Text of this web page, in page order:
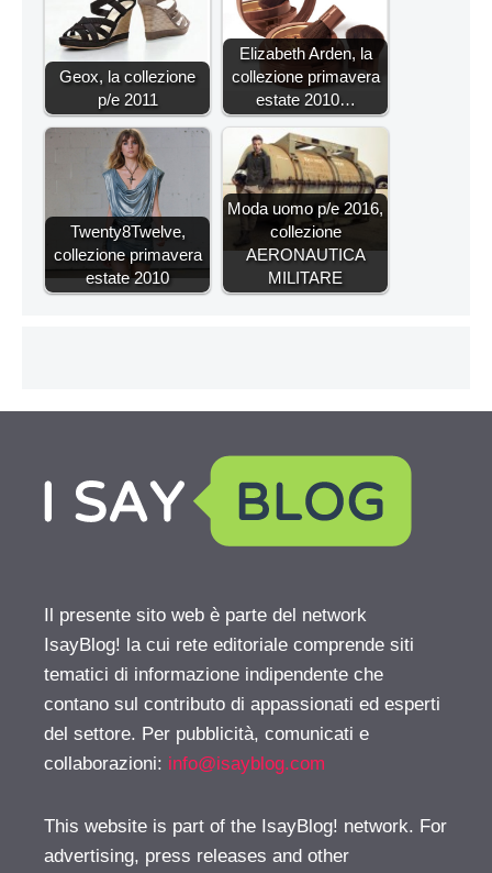
Geox, la collezione
p/e 2011
Elizabeth Arden, la
collezione primavera
estate 2010…
Twenty8Twelve,
collezione primavera
estate 2010
Moda uomo p/e 2016,
collezione
AERONAUTICA
MILITARE
Il presente sito web è parte del network
IsayBlog! la cui rete editoriale comprende siti
tematici di informazione indipendente che
contano sul contributo di appassionati ed esperti
del settore. Per pubblicità, comunicati e
collaborazioni: info@isayblog.com
This website is part of the IsayBlog! network. For
advertising, press releases and other